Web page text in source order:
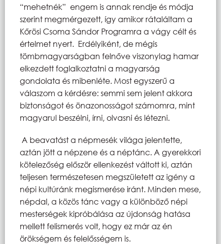
“mehetnék” engem is annak rendje és módja
szerint megmérgezett, így amikor rátaláltam a
Kőrösi Csoma Sándor Programra a vágy célt és
értelmet nyert. Erdélyiként, de mégis
tömbmagyarságban felnőve viszonylag hamar
elkezdett foglalkoztatni a magyarság
gondolata és mibenléte. Most egyszerű a
válaszom a kérdésre: semmi sem jelent akkora
biztonságot és önazonosságot számomra, mint
magyarul beszélni, írni, olvasni és létezni.
A beavatást a népmesék világa jelentette,
aztán jött a népzene és a néptánc. A gyerekkori
kötelezőség először ellenkezést váltott ki, aztán
teljesen természetesen megszületett az igény a
népi kultúránk megismerése iránt. Minden mese,
népdal, a közös tánc vagy a különböző népi
mesterségek kipróbálása az újdonság hatása
mellett felismerés volt, hogy ez már az én
örökségem és felelősségem is.